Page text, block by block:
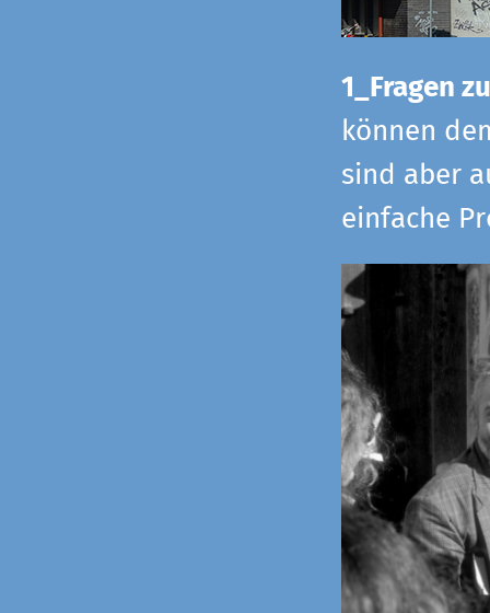
1_Fragen
können
sind aber
einfache